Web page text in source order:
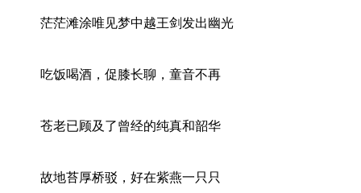
茫茫滩涂唯见梦中越王剑发出幽光
吃饭喝酒，促膝长聊，童音不再
苍老已顾及了曾经的纯真和韶华
故地苔厚桥驳，好在紫燕一只只